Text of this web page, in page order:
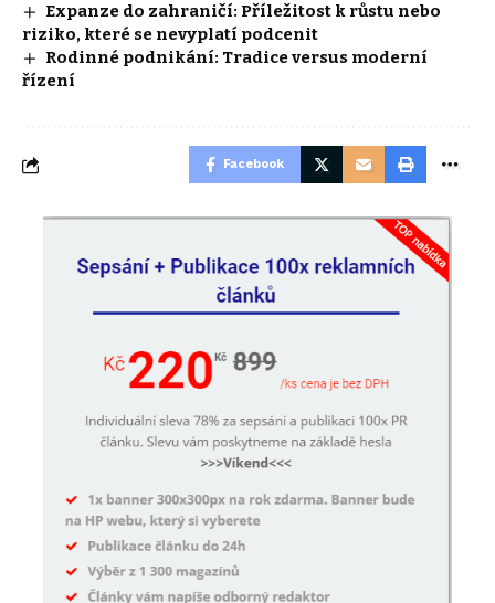
Expanze do zahraničí: Příležitost k růstu nebo
riziko, které se nevyplatí podcenit
Rodinné podnikání: Tradice versus moderní
řízení
Facebook